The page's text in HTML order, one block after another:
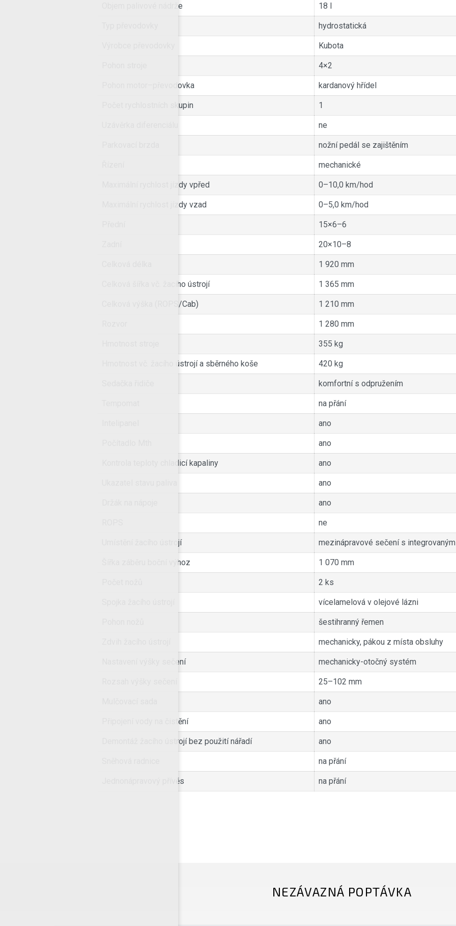
Objem palivové nádrže 18 l
hydrostatická
Kubota
4×2
Pohon motor–převodovka kardanový hřídel
Počet rychlostních skupin 1
ne
nožní pedál se zajištěním
mechanické
Maximální rychlost jízdy vpřed 0–10,0 km/hod
Maximální rychlost jízdy vzad 0–5,0 km/hod
15×6–6
20×10–8
1 920 mm
Celková šířka vč. žacího ústrojí 1 365 mm
Celková výška (ROPS/Cab) 1 210 mm
1 280 mm
355 kg
Hmotnost vč. žacího ústrojí a sběrného koše 420 kg
komfortní s odpružením
na přání
ano
ano
Kontrola teploty chladicí kapaliny ano
ano
ano
ne
Umístění žacího ústrojí mezinápravové sečení s
Šířka záběru boční výhoz 1 070 mm
2 ks
vícelamelová v olejové lázni
šestihranný řemen
mechanicky, pákou z místa obsluhy
Nastavení výšky sečení mechanicky-otočný systém
25–102 mm
ano
Připojení vody na čistění ano
Demontáž žacího ústrojí bez použití nářadí ano
na přání
Jednonápravový přívěs na přání
NEZÁVAZNÁ POPTÁVKA